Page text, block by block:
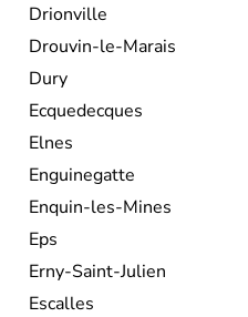
Drionville
Drouvin-le-Marais
Dury
Ecquedecques
Elnes
Enguinegatte
Enquin-les-Mines
Eps
Erny-Saint-Julien
Escalles